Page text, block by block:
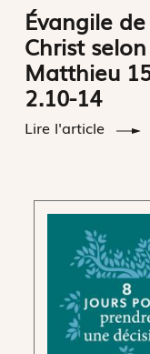
Évangile de
Christ
Matthieu
2.10-14
Lire l'article